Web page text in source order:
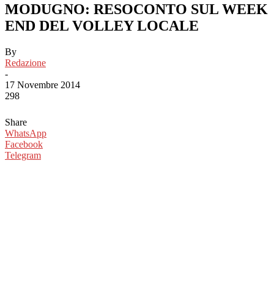
MODUGNO: RESOCONTO SUL WEEK
END DEL VOLLEY LOCALE
By
Redazione
-
17 Novembre 2014
298
Share
WhatsApp
Facebook
Telegram